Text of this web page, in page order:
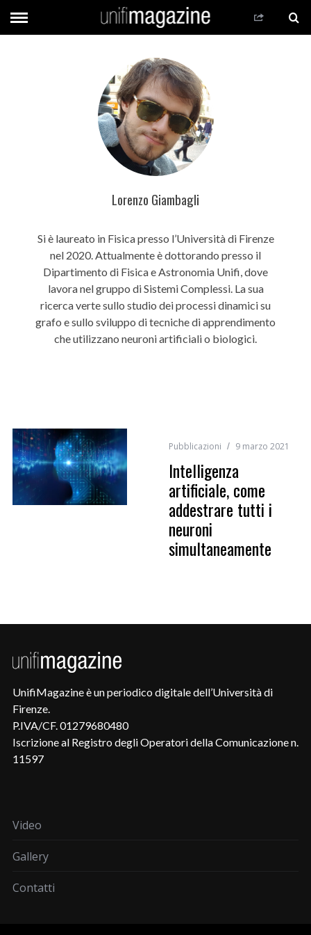
Lorenzo Giambagli
Si è laureato in Fisica presso l’Università di Firenze
nel 2020. Attualmente è dottorando presso il
Dipartimento di Fisica e Astronomia Unifi, dove
lavora nel gruppo di Sistemi Complessi. La sua
ricerca verte sullo studio dei processi dinamici su
grafo e sullo sviluppo di tecniche di apprendimento
che utilizzano neuroni artificiali o biologici.
Pubblicazioni 9 marzo 2021
Intelligenza
artificiale, come
addestrare tutti i
neuroni
simultaneamente
UnifiMagazine è un periodico digitale dell’Università di
Firenze.
P.IVA/CF. 01279680480
Iscrizione al Registro degli Operatori della Comunicazione n.
11597
Video
Gallery
Contatti